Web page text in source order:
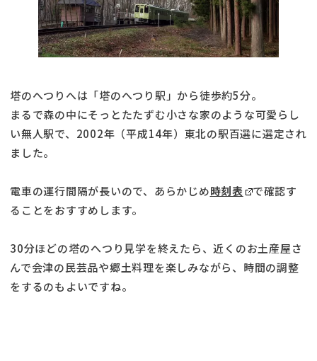
塔のへつりへは「塔のへつり駅」から徒歩約5分。
まるで森の中にそっとたたずむ小さな家のような可愛らし
い無人駅で、2002年（平成14年）東北の駅百選に選定され
ました。
電車の運行間隔が長いので、あらかじめ時刻表
で確認す
ることをおすすめします。
30分ほどの塔のへつり見学を終えたら、近くのお土産屋さ
んで会津の民芸品や郷土料理を楽しみながら、時間の調整
をするのもよいですね。